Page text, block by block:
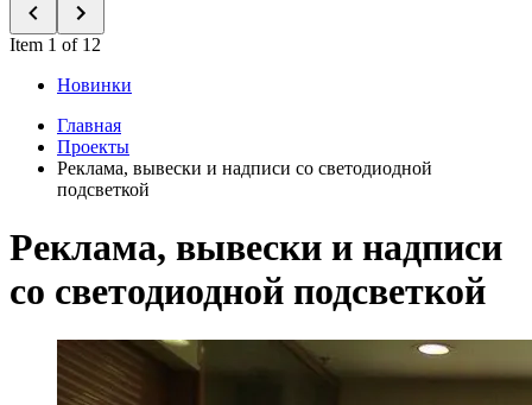
Item 1 of 12
Новинки
Главная
Проекты
Реклама, вывески и надписи со светодиодной
подсветкой
Реклама, вывески и надписи
со светодиодной подсветкой